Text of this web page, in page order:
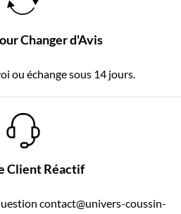
Changer d'Avis
ou échange sous 14 jours.
Client Réactif
contact@univers-coussin-